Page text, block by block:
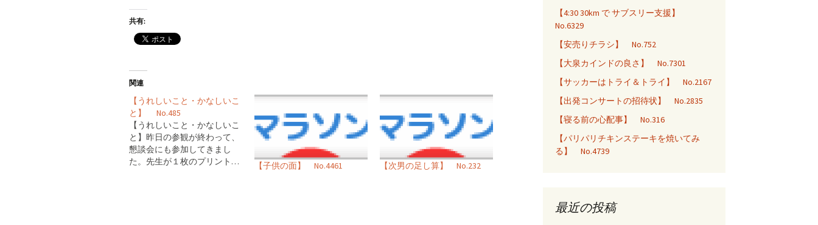
共有:
関連
【うれしいこと・かなしいこ
と】 No.485
【うれしいこと・かなしいこ
と】昨日の参観が終わって、
懇談会にも参加してきまし
た。先生が１枚のプリント…
【子供の面】 No.4461 【次男の足し算】 No.232
【4:30 30km で サブスリー支援】
No.6329
【安売りチラシ】 No.752
【大泉カインドの良さ】 No.7301
【サッカーはトライ＆トライ】 No.2167
【出発コンサートの招待状】 No.2835
【寝る前の心配事】 No.316
【パリパリチキンステーキを焼いてみ
る】 No.4739
最近の投稿